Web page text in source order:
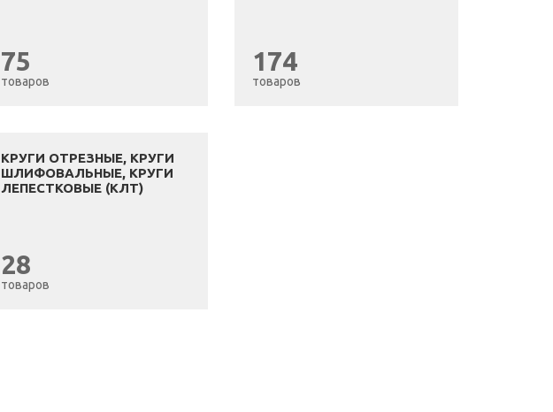
75
товаров
174
товаров
КРУГИ ОТРЕЗНЫЕ, КРУГИ
ШЛИФОВАЛЬНЫЕ, КРУГИ
ЛЕПЕСТКОВЫЕ (КЛТ)
28
товаров